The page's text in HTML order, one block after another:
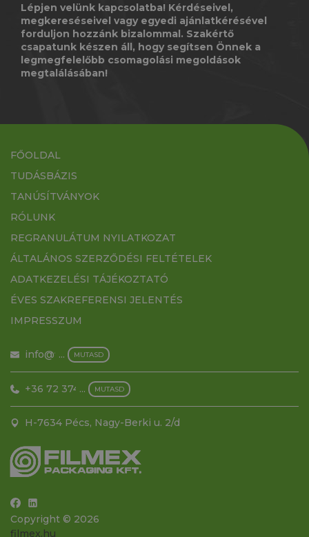
Lépjen velünk kapcsolatba! Kérdéseivel,
megkereséseivel vagy egyedi ajánlatkérésével
forduljon hozzánk bizalommal. Szakértő
csapatunk készen áll, hogy segítsen Önnek a
legmegfelelőbb csomagolási megoldások
megtalálásában!
FŐOLDAL
TUDÁSBÁZIS
TANÚSÍTVÁNYOK
RÓLUNK
REGRANULÁTUM NYILATKOZAT
ÁLTALÁNOS SZERZŐDÉSI FELTÉTELEK
ADATKEZELÉSI TÁJÉKOZTATÓ
ÉVES SZAKREFERENSI JELENTÉS
IMPRESSZUM
info@filmex.hu
... MUTASD
+36 72 374 500
... MUTASD
H-7634 Pécs, Nagy-Berki u. 2/d
Copyright © 2026
filmex.hu